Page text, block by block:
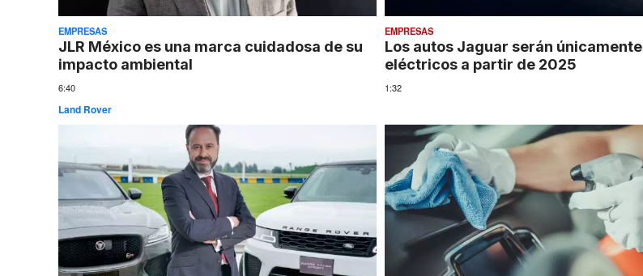
EMPRESAS
JLR México es una marca cuidadosa de su
impacto ambiental
6:40
Land Rover
EMPRESAS
Los autos Jaguar serán únicamente
eléctricos a partir de 2025
1:32